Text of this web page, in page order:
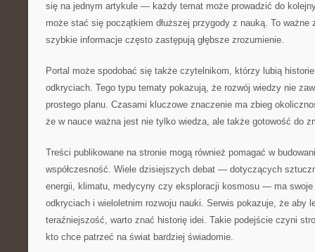
się na jednym artykule — każdy temat może prowadzić do
może stać się początkiem dłuższej przygody z nauką. To ważne
szybkie informacje często zastępują głębsze zrozumienie.
Portal może spodobać się także czytelnikom, którzy lubią
odkryciach. Tego typu tematy pokazują, że rozwój wiedzy nie
prostego planu. Czasami kluczowe znaczenie ma zbieg
że w nauce ważna jest nie tylko wiedza, ale także gotowość do
Treści publikowane na stronie mogą również pomagać w
współczesność. Wiele dzisiejszych debat — dotyczących
energii, klimatu, medycyny czy eksploracji kosmosu — ma swoje
odkryciach i wieloletnim rozwoju nauki. Serwis pokazuje, że aby
teraźniejszość, warto znać historię idei. Takie podejście czyni
kto chce patrzeć na świat bardziej świadomie.